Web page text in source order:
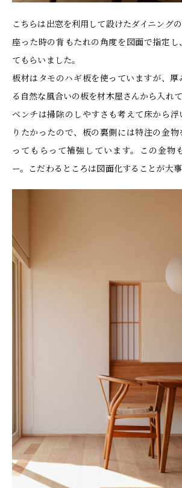
こちらは出窓を利用して設けたダイニングの
座った時の背もたれの角度を図面で指定し
てもらいました。
板材はタモのハギ板を使っていますが、厚
る自然な風合いの板を材木屋さんから入れ
ベンチは掃除のしやすさも考えて床から浮
りたかったので、板の裏側には特注の金物
ってもらって補強しています。この金物
ー。こだわるところは図面化することが大事